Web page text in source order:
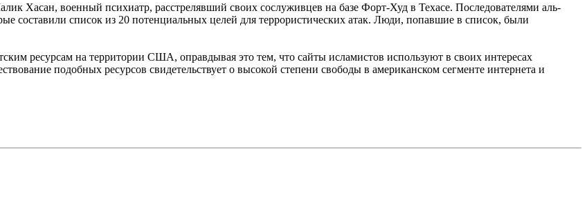
Хасан, военный психиатр, расстрелявший своих сослуживцев на базе Форт-Худ в Техасе. Последователями аль-
составили список из 20 потенциальных целей для террористических атак. Люди, попавшие в список, были
ресурсам на территории США, оправдывая это тем, что сайты исламистов используют в своих интересах
подобных ресурсов свидетельствует о высокой степени свободы в американском сегменте интернета и